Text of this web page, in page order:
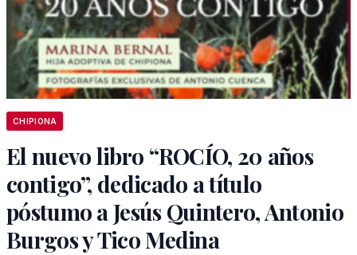
CHIPIONA
El nuevo libro “ROCÍO, 20 años
contigo”, dedicado a título
póstumo a Jesús Quintero, Antonio
Burgos y Tico Medina